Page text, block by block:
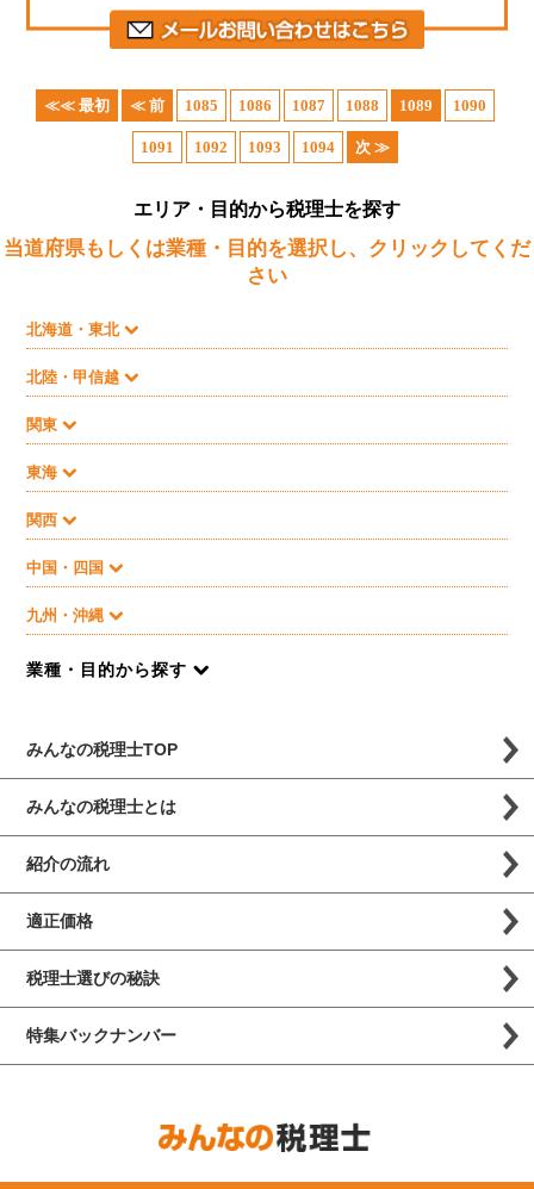
≪≪ 最初 ≪ 前 1085 1086 1087 1088 1089 1090
1091 1092 1093 1094 次 ≫
エリア・目的から税理士を探す
当道府県もしくは業種・目的を選択し、クリックしてくだ
さい
北海道・東北
北陸・甲信越
関東
東海
関西
中国・四国
九州・沖縄
業種・目的から探す
みんなの税理士TOP
みんなの税理士とは
紹介の流れ
適正価格
税理士選びの秘訣
特集バックナンバー